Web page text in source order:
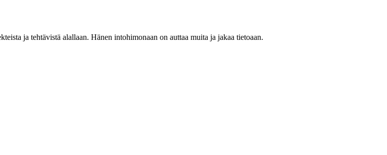
ja tehtävistä alallaan. Hänen intohimonaan on auttaa muita ja jakaa tietoaan.